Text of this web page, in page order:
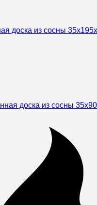
доска из сосны